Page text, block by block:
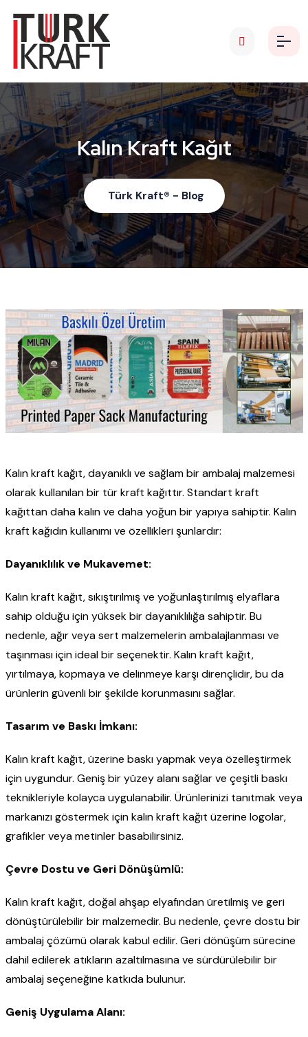
Kalın Kraft Kağıt
Türk Kraft® - Blog
Kalın kraft kağıt, dayanıklı ve sağlam bir ambalaj malzemesi
olarak kullanılan bir tür kraft kağıttır. Standart kraft
kağıttan daha kalın ve daha yoğun bir yapıya sahiptir. Kalın
kraft kağıdın kullanımı ve özellikleri şunlardır:
Dayanıklılık ve Mukavemet:
Kalın kraft kağıt, sıkıştırılmış ve yoğunlaştırılmış elyaflara
sahip olduğu için yüksek bir dayanıklılığa sahiptir. Bu
nedenle, ağır veya sert malzemelerin ambalajlanması ve
taşınması için ideal bir seçenektir. Kalın kraft kağıt,
yırtılmaya, kopmaya ve delinmeye karşı dirençlidir, bu da
ürünlerin güvenli bir şekilde korunmasını sağlar.
Tasarım ve Baskı İmkanı:
Kalın kraft kağıt, üzerine baskı yapmak veya özelleştirmek
için uygundur. Geniş bir yüzey alanı sağlar ve çeşitli baskı
teknikleriyle kolayca uygulanabilir. Ürünlerinizi tanıtmak veya
markanızı göstermek için kalın kraft kağıt üzerine logolar,
grafikler veya metinler basabilirsiniz.
Çevre Dostu ve Geri Dönüşümlü:
Kalın kraft kağıt, doğal ahşap elyafından üretilmiş ve geri
dönüştürülebilir bir malzemedir. Bu nedenle, çevre dostu bir
ambalaj çözümü olarak kabul edilir. Geri dönüşüm sürecine
dahil edilerek atıkların azaltılmasına ve sürdürülebilir bir
ambalaj seçeneğine katkıda bulunur.
Geniş Uygulama Alanı: